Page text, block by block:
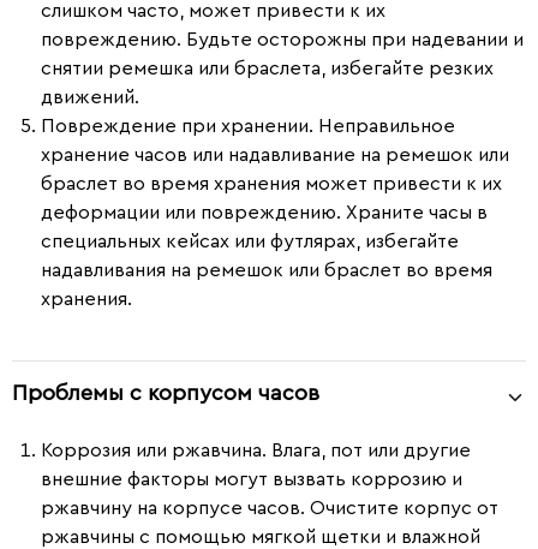
слишком часто, может привести к их
повреждению. Будьте осторожны при надевании и
снятии ремешка или браслета, избегайте резких
движений.
Повреждение при хранении. Неправильное
хранение часов или надавливание на ремешок или
браслет во время хранения может привести к их
деформации или повреждению. Храните часы в
специальных кейсах или футлярах, избегайте
надавливания на ремешок или браслет во время
хранения.
Проблемы с корпусом часов
Коррозия или ржавчина. Влага, пот или другие
внешние факторы могут вызвать коррозию и
ржавчину на корпусе часов. Очистите корпус от
ржавчины с помощью мягкой щетки и влажной